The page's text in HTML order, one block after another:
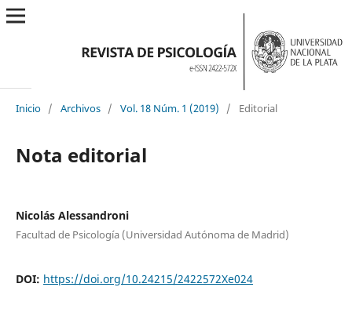
Inicio / Archivos / Vol. 18 Núm. 1 (2019) / Editorial
Nota editorial
Nicolás Alessandroni
Facultad de Psicología (Universidad Autónoma de Madrid)
DOI: https://doi.org/10.24215/2422572Xe024